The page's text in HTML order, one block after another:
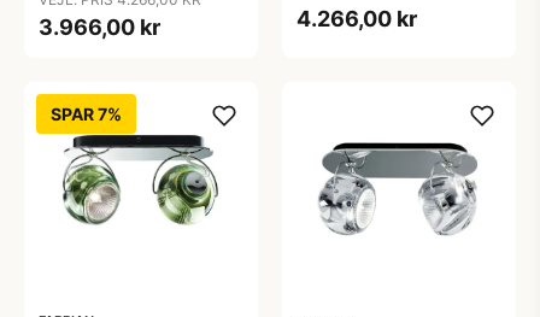
3.966,00 kr 4.266,00 kr
SPAR 7%